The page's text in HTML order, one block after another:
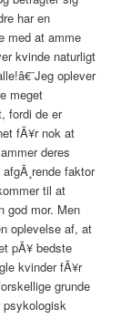
har en
med at amme
kvinde naturligt
oplever
meget
fordi de er
fÃ¥r nok at
deres
faktor
til at
god mor. Men
oplevelse af, at
pÃ¥ bedste
kvinder fÃ¥r
grunde
psykologisk